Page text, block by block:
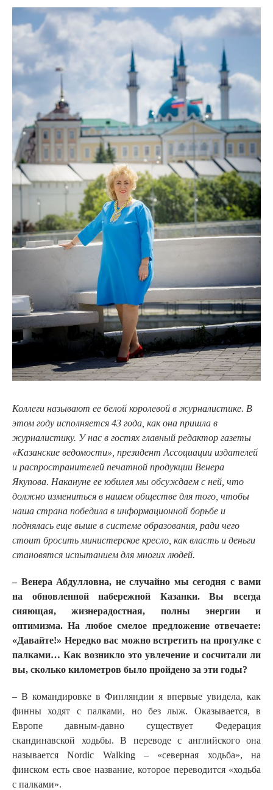
Коллеги называют ее белой королевой в журналистике. В
этом году исполняется 43 года, как она пришла в
журналистику. У нас в гостях главный редактор газеты
«Казанские ведомости», президент Ассоциации издателей
и распространителей печатной продукции Венера
Якупова. Накануне ее юбилея мы обсуждаем с ней, что
должно измениться в нашем обществе для того, чтобы
наша страна победила в информационной борьбе и
поднялась еще выше в системе образования, ради чего
стоит бросить министерское кресло, как власть и деньги
становятся испытанием для многих людей.
– Венера Абдулловна, не случайно мы сегодня с вами
на обновленной набережной Казанки. Вы всегда
сияющая, жизнерадостная, полны энергии и
оптимизма. На любое смелое предложение отвечаете:
«Давайте!» Нередко вас можно встретить на прогулке с
палками… Как возникло это увлечение и сосчитали ли
вы, сколько километров было пройдено за эти годы?
– В командировке в Финляндии я впервые увидела, как
финны ходят с палками, но без лыж. Оказывается, в
Европе давным-давно существует Федерация
скандинавской ходьбы. В переводе с английского она
называетсяNordic Walking– «северная ходьба», на
финском есть свое название, которое переводится «ходьба
с палками».